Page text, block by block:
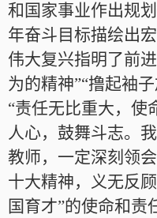
和国家事业作出规
年奋斗目标描绘出
伟大复兴指明了前
为的精神”“撸起袖
“责任无比重大，使
人心，鼓舞斗志。
教师，一定深刻领
十大精神，义无反
国育才”的使命和责